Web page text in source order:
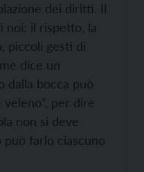
dei diritti. Il
noi: il rispetto, la
piccoli gesti di
dice un
dalla bocca può
per dire
non si deve
può farlo ciascuno